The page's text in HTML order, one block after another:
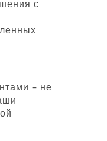
с
– не